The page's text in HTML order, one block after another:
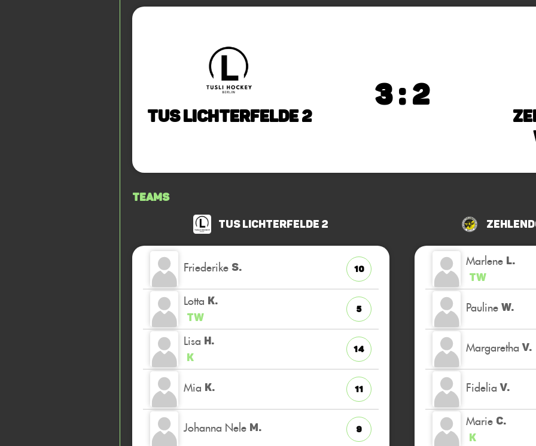
TuS Lichterfelde 2
3 : 2
Teams
TuS Lichterfelde 2
Friederike S. 10
Lotta K.
TW
5
Lisa H.
K
14
Mia K. 11
Johanna Nele M. 9
Marlene L.
TW
Pauline W.
Margaretha V.
Fidelia V.
Marie C.
K